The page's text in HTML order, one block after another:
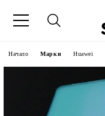
Начало Марки Huawei